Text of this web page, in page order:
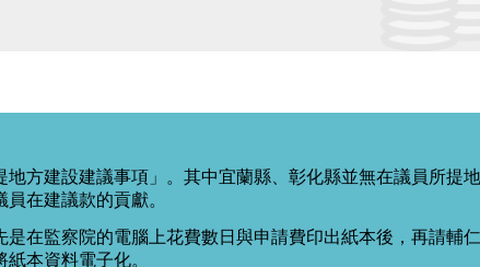
地方建設建議事項」。其中宜蘭縣、彰化縣並無在議員所提
在建議款的貢獻。
在監察院的電腦上花費數日與申請費印出紙本後，再請輔
本資料電子化。